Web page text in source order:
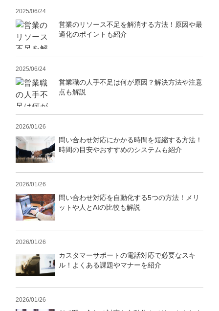
ドする
StockSun株式会社〒160-0023 東京都新宿区西新宿3丁目8番3号 新
都心丸善ビル7階
サイトマッププライバシーポリシー
2025/06/24
営業のリソース不足を解消する方法！原因や最
適化のポイントも紹介
2025/06/24
営業職の人手不足は何が原因？解決方法や注意
点も解説
2026/01/26
問い合わせ対応にかかる時間を短縮する方法！
時間の目安やおすすめのシステムも紹介
2026/01/26
問い合わせ対応を自動化する5つの方法！メリ
ットや人とAIの比較も解説
2026/01/26
カスタマーサポートの電話対応で必要なスキ
ル！よくある課題やマナーを紹介
2026/01/26